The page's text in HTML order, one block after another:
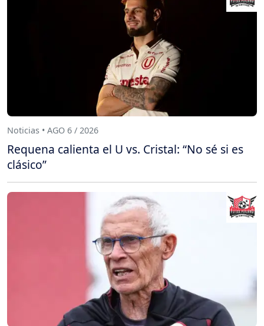
Noticias • AGO 6 / 2026
Requena calienta el U vs. Cristal: “No sé si es
clásico”